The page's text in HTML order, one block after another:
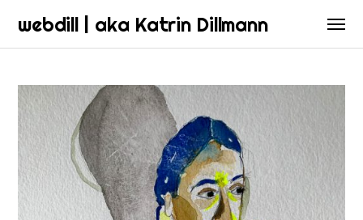
webdill | aka Katrin Dillmann